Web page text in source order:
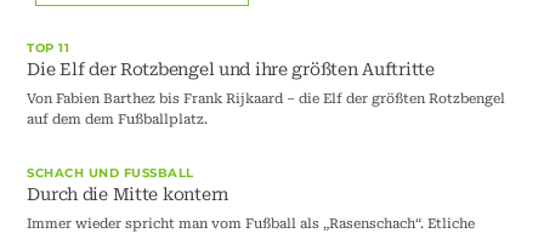
TOP 11
Die Elf der Rotzbengel und ihre größten Auftritte
Von Fabien Barthez bis Frank Rijkaard – die Elf der größten Rotzbengel
auf dem dem Fußballplatz.
SCHACH UND FUSSBALL
Durch die Mitte kontern
Immer wieder spricht man vom Fußball als „Rasenschach“. Etliche